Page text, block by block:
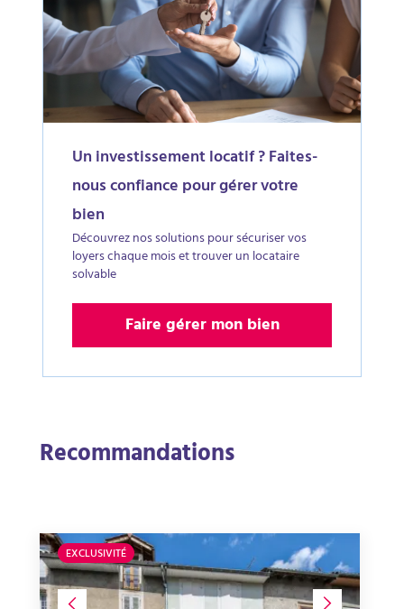
Un investissement locatif ? Faites-
nous confiance pour gérer votre
bien
Découvrez nos solutions pour sécuriser vos
loyers chaque mois et trouver un locataire
solvable
Faire gérer mon bien
Recommandations
EXCLUSIVITÉ